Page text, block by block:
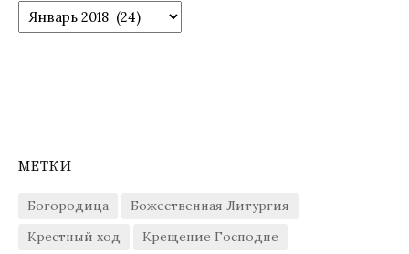
Архивы
МЕТКИ
Богородица
Божественная Литургия
Крестный ход
Крещение Господне